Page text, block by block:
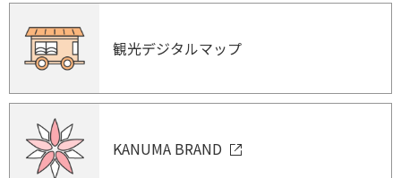
観光デジタルマップ
KANUMA BRAND